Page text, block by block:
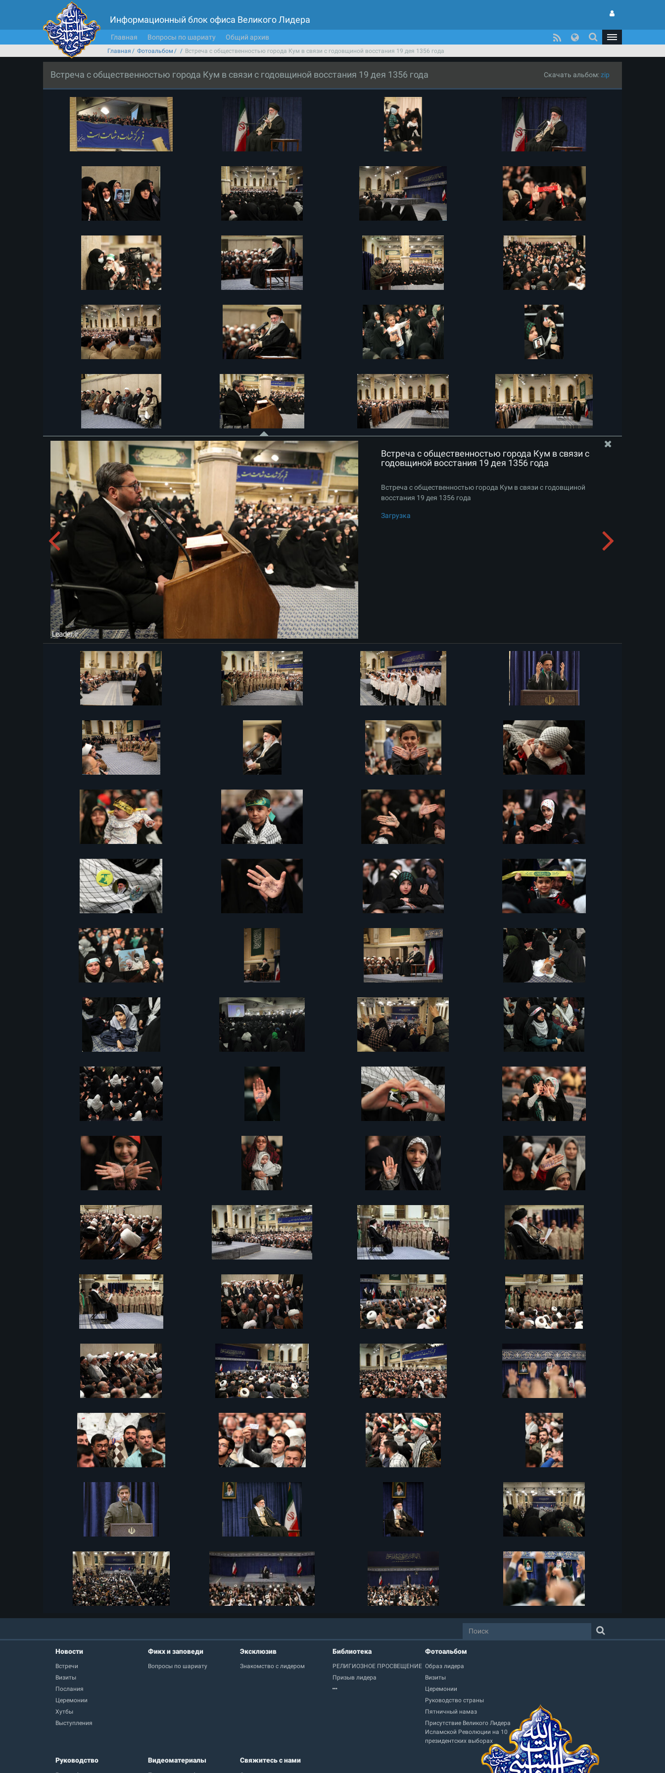
Информационный блок офиса Великого Лидера
Главная Вопросы по шариату Общий архив
Главная Фотоальбом Встреча с общественностью города Кум в связи с годовщиной восстания 19 дея 1356 года
Встреча с общественностью города Кум в связи с годовщиной восстания 19 дея 1356 года Скачать альбом:zip
Встреча с общественностью города Кум в связи с
годовщиной восстания 19 дея 1356 года
Встреча с общественностью города Кум в связи с годовщиной
восстания 19 дея 1356 года
Загрузка
Новости
Встречи
Визиты
Послания
Церемонии
Хутбы
Выступления
Фикх и заповеди
Вопросы по шариату
Эксклюзив
Знакомство с лидером
Библиотека
РЕЛИГИОЗНОЕ ПРОСВЕЩЕНИЕ
Призыв лидера
Фотоальбом
Образ лидера
Визиты
Церемонии
Руководство страны
Пятничный намаз
Присутствие Великого Лидера
Исламской Революции на 10
президентских выборах
Руководство Видеоматериалы Свяжитесь с нами